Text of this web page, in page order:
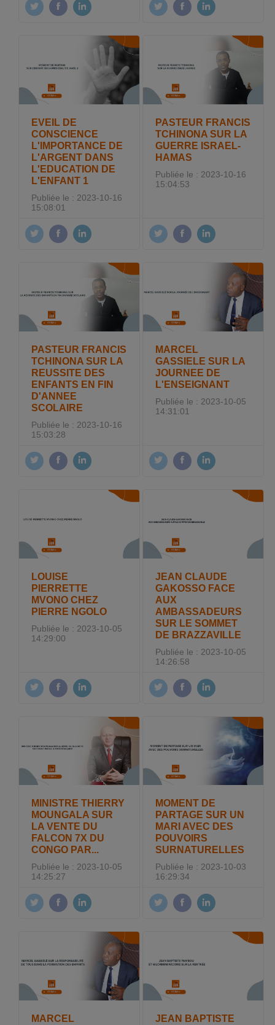
EVEIL DE
CONSCIENCE
L'IMPORTANCE DE
L'ARGENT DANS
L'EDUCATION DE
L'ENFANT 1
Publiée le : 2023-10-16
15:08:01
PASTEUR FRANCIS
TCHINONA SUR LA
GUERRE ISRAEL-
HAMAS
Publiée le : 2023-10-16
15:04:53
PASTEUR FRANCIS
TCHINONA SUR LA
REUSSITE DES
ENFANTS EN FIN
D'ANNEE
SCOLAIRE
Publiée le : 2023-10-16
15:03:28
MARCEL
GASSIELE SUR LA
JOURNEE DE
L'ENSEIGNANT
Publiée le : 2023-10-05
14:31:01
LOUISE
PIERRETTE
MVONO CHEZ
PIERRE NGOLO
Publiée le : 2023-10-05
14:29:00
JEAN CLAUDE
GAKOSSO FACE
AUX
AMBASSADEURS
SUR LE SOMMET
DE BRAZZAVILLE
Publiée le : 2023-10-05
14:26:58
MINISTRE THIERRY
MOUNGALA SUR
LA VENTE DU
FALCON 7X DU
CONGO PAR...
Publiée le : 2023-10-05
14:25:27
MOMENT DE
PARTAGE SUR UN
MARI AVEC DES
POUVOIRS
SURNATURELLES
Publiée le : 2023-10-03
16:29:34
MARCEL
JEAN BAPTISTE